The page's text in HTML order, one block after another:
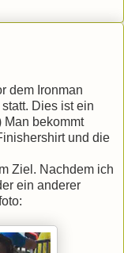
dem Ironman
Dies ist ein
Man bekommt
und die
Ziel. Nachdem ich
ein anderer